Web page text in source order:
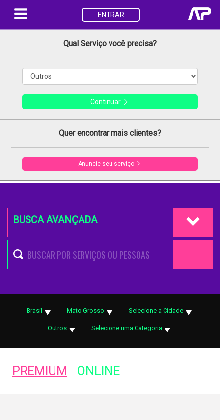
ENTRAR
Qual Serviço você precisa?
Continuar
Quer encontrar mais clientes?
Anuncie seu serviço
BUSCA AVANÇADA
Brasil Mato Grosso Selecione a Cidade
Outros Selecione uma Categoria
PREMIUM ONLINE